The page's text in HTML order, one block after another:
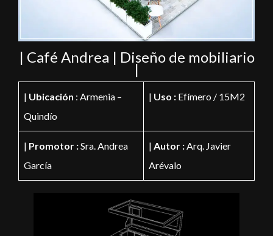
| Café Andrea | Diseño de mobiliario
|
| Ubicación : Armenia –
Quindío
| Uso : Efímero / 15M2
| Promotor :Sra. Andrea
García
| Autor :Arq. Javier
Arévalo